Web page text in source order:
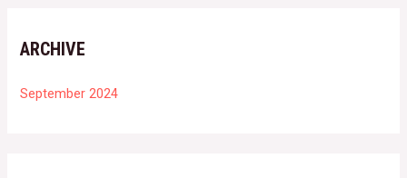
ARCHIVE
September 2024